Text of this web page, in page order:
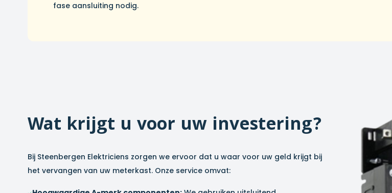
fase aansluiting nodig.
Wat krijgt u voor uw investering?
Bij Steenbergen Elektriciens zorgen we ervoor dat u waar voor uw geld krijgt bij
het vervangen van uw meterkast. Onze service omvat: